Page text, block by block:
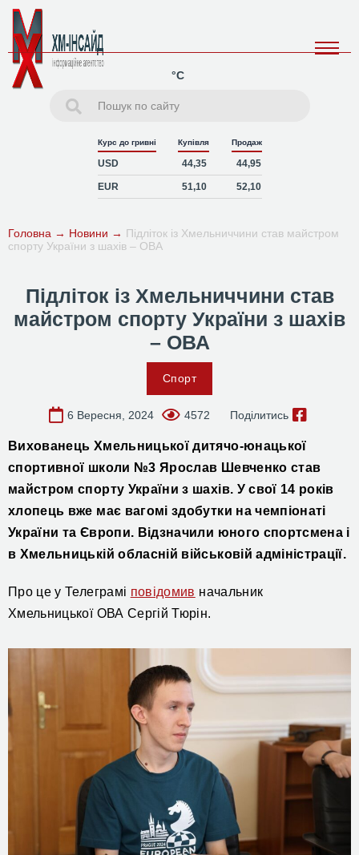
°C
Курс до гривні Купівля Продаж
USD 44,35 44,95
EUR 51,10 52,10
Головна → Новини → Підліток із Хмельниччини став майстром
спорту України з шахів – ОВА
Підліток із Хмельниччини став
майстром спорту України з шахів
– ОВА
Спорт
6 Вересня, 2024 4572 Поділитись
Вихованець Хмельницькоїдитячо-юнацької
спортивної школи №3 Ярослав Шевченко став
майстром спорту України з шахів. У свої 14 років
хлопець вже має вагомі здобутки на чемпіонаті
України та Європи. Відзначили юного спортсмена і
в Хмельницькій обласній військовій адміністрації.
Про це у Телеграмі повідомив начальник
Хмельницької ОВА Сергій Тюрін.